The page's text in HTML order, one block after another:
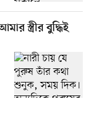
স্ত্রীর বুদ্ধিই